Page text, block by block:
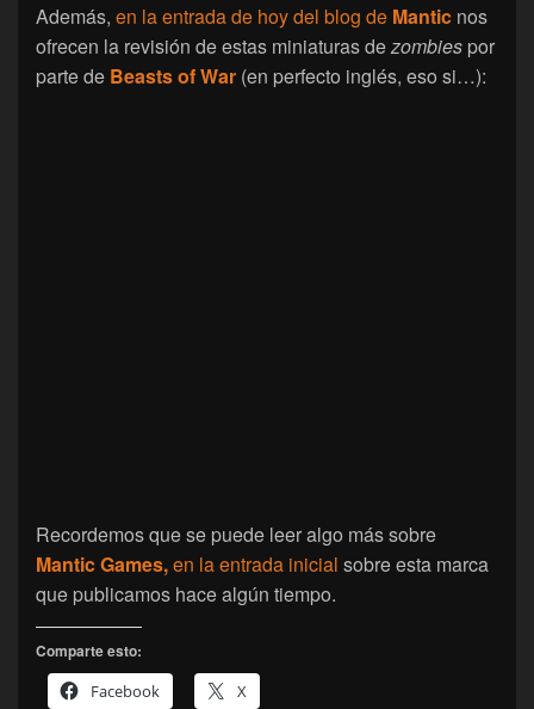
Además, en la entrada de hoy del blog de Mantic nos
ofrecen la revisión de estas miniaturas dezombies por
parte de Beasts of War (en perfecto inglés, eso si…):
Recordemos que se puede leer algo más sobre
Mantic Games,en la entrada inicial sobre esta marca
que publicamos hace algún tiempo.
Comparte esto:
Facebook
X